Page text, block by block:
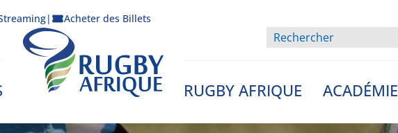
| Acheter des Billets
Rugby Afrique
RUGBY AFRIQUE ACADÉMIE